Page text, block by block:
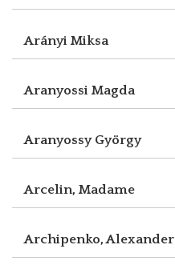
Arányi Miksa
Aranyossi Magda
Aranyossy György
Arcelin, Madame
Archipenko, Alexander